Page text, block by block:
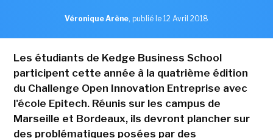
Véronique Arène, publié le 12 Avril 2018
Les étudiants de Kedge Business School
participent cette année à la quatrième édition
du Challenge Open Innovation Entreprise avec
l'école Epitech. Réunis sur les campus de
Marseille et Bordeaux, ils devront plancher sur
des problématiques posées par des